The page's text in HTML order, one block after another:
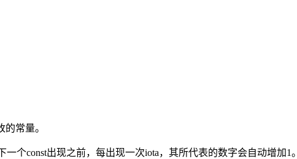
常量。
个const出现之前，每出现一次iota，其所代表的数字会自动增加1。